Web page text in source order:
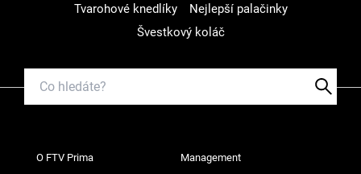
Tvarohové knedlíky
Nejlepší palačinky
Švestkový koláč
O FTV Prima Management